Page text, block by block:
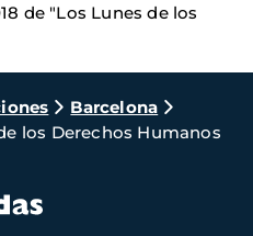
de "Los Lunes de los
Barcelona
los Derechos Humanos